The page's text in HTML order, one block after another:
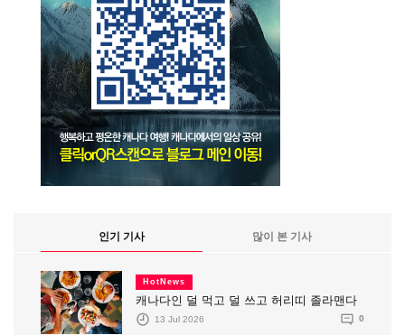
인기 기사 많이 본 기사
HotNews
캐나다인 덜 먹고 덜 쓰고 허리띠 졸라맨다
13 Jul 2026 0